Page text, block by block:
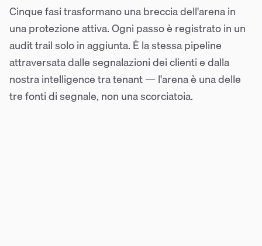
Cinque fasi trasformano una breccia dell'arena in
una protezione attiva. Ogni passo è registrato in un
audit trail solo in aggiunta. È la stessa pipeline
attraversata dalle segnalazioni dei clienti e dalla
nostra intelligence tra tenant — l'arena è una delle
tre fonti di segnale, non una scorciatoia.